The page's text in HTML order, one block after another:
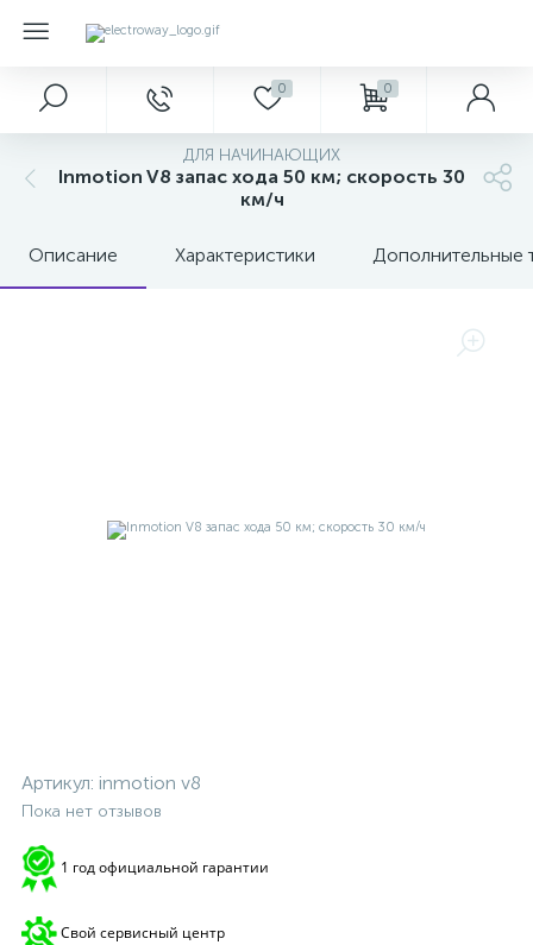
0 0
ДЛЯ НАЧИНАЮЩИХ
Inmotion V8 запас хода 50 км; скорость 30
км/ч
Описание Характеристики Дополнительные
Артикул: inmotion v8
Пока нет отзывов
1 год официальной гарантии
Свой сервисный центр